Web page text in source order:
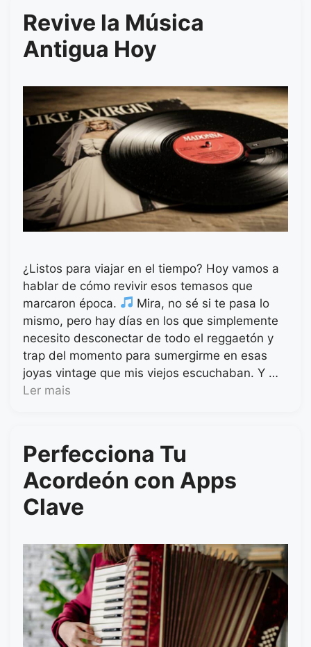
Revive la Música
Antigua Hoy
¿Listos para viajar en el tiempo? Hoy vamos a
hablar de cómo revivir esos temasos que
marcaron época.
Mira, no sé si te pasa lo
mismo, pero hay días en los que simplemente
necesito desconectar de todo el reggaetón y
trap del momento para sumergirme en esas
joyas vintage que mis viejos escuchaban. Y …
Ler mais
Perfecciona Tu
Acordeón con Apps
Clave